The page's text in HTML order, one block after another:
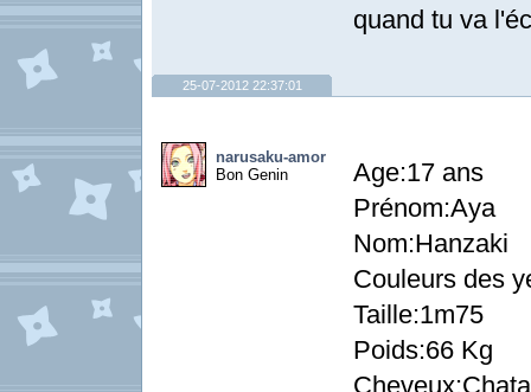
quand tu va
25-07-2012 22:37:01
narusaku-amor
Bon Genin
Age:17 ans
Prénom:Aya
Nom:Hanzaki
Couleurs des
Taille:1m75
Poids:66 Kg